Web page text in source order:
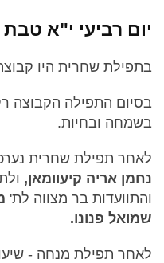
יום רביעי י"א טבת
בתפילת שחרית היו
בסיום התפילה הקבוצה
בשמחה ובחיות.
לאחר תפילת שחרית
נחמן אריה קיעוומאן,
והתוועדות בר מצווה לת'
שמואל פנונו.
לאחר תפילת מנחה -